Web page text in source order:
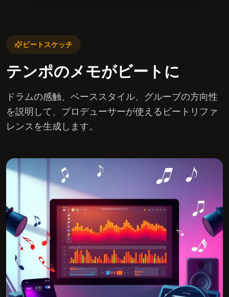
ビートスケッチ
テンポのメモがビートに
ドラムの感触、ベーススタイル、グルーブの方向性
を説明して、プロデューサーが使えるビートリファ
レンスを生成します。